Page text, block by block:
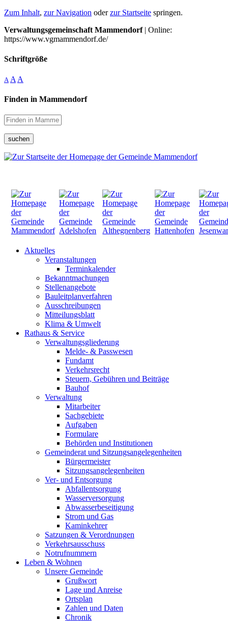
Zum Inhalt, zur Navigation oderzur Startseite springen.
Verwaltungsgemeinschaft Mammendorf| Online:
https://www.vgmammendorf.de/
Schriftgröße
A A A
Finden in Mammendorf
suchen
Aktuelles
Veranstaltungen
Terminkalender
Bekanntmachungen
Stellenangebote
Bauleitplanverfahren
Ausschreibungen
Mitteilungsblatt
Klima & Umwelt
Rathaus & Service
Verwaltungsgliederung
Melde- & Passwesen
Fundamt
Verkehrsrecht
Steuern, Gebühren und Beiträge
Bauhof
Verwaltung
Mitarbeiter
Sachgebiete
Aufgaben
Formulare
Behörden und Institutionen
Gemeinderat und Sitzungsangelegenheiten
Bürgermeister
Sitzungsangelegenheiten
Ver- und Entsorgung
Abfallentsorgung
Wasserversorgung
Abwasserbeseitigung
Strom und Gas
Kaminkehrer
Satzungen & Verordnungen
Verkehrsausschuss
Notrufnummern
Leben & Wohnen
Unsere Gemeinde
Grußwort
Lage und Anreise
Ortsplan
Zahlen und Daten
Chronik